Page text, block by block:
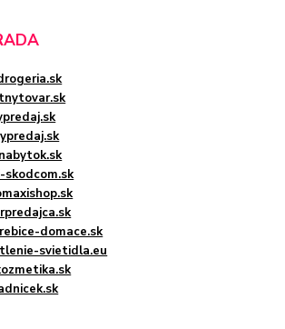
domace.sk
svietidla.eu